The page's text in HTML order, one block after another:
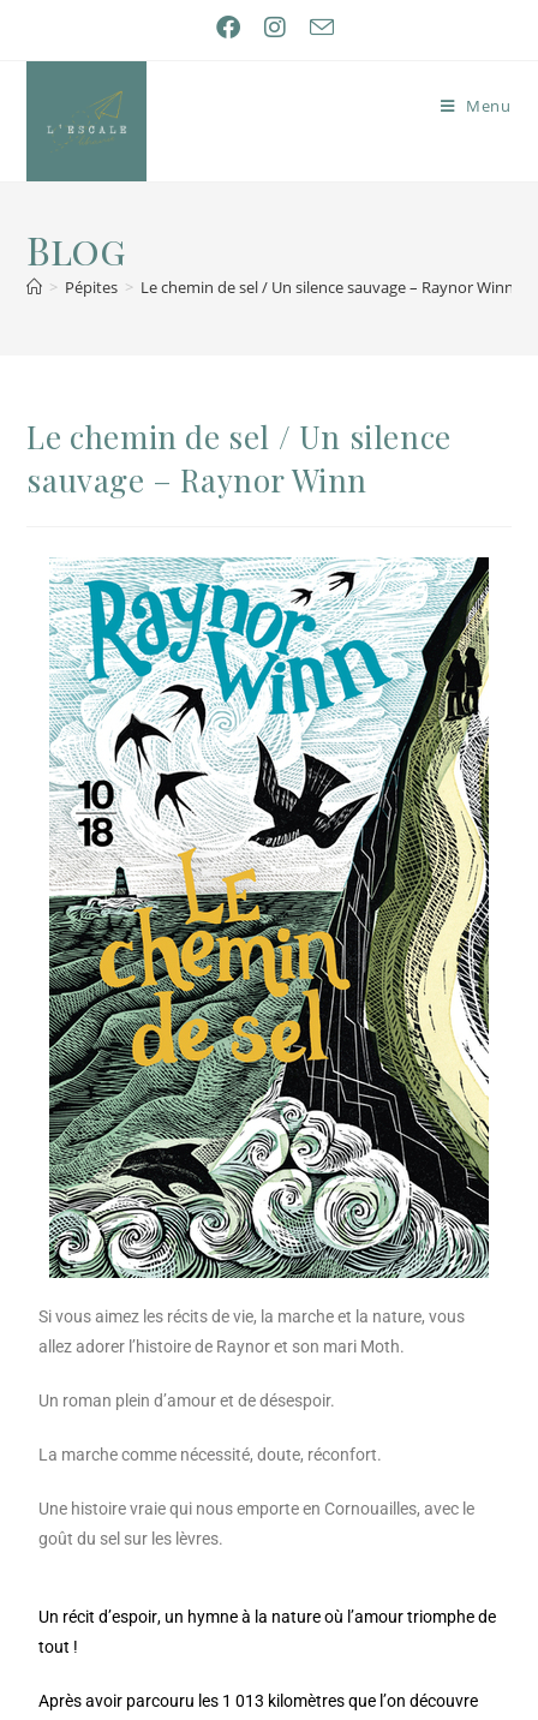
Menu
Blog
> Pépites > Le chemin de sel / Un silence sauvage – Raynor Winn
Le chemin de sel / Un silence
sauvage – Raynor Winn
Si vous aimez les récits de vie, la marche et la nature, vous
allez adorer l’histoire de Raynor et son mari Moth.
Un roman plein d’amour et de désespoir.
La marche comme nécessité, doute, réconfort.
Une histoire vraie qui nous emporte en Cornouailles, avec le
goût du sel sur les lèvres.
Un récit d’espoir, un hymne à la nature où l’amour triomphe de
tout !
Après avoir parcouru les 1 013 kilomètres que l’on découvre